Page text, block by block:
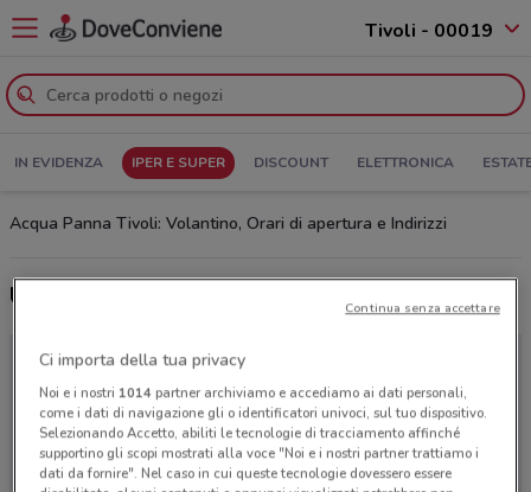
Tivoli - 00019
IN EVIDENZA IPER E SUPER DISCOUNT ELETTRONICA
Acqua Panna Tivoli: Volantino, Orari di apertura e Indirizzi
Ultime offerte del volantino Acqua Panna
Ci importa della tua privacy
Noi e i nostri 1014partner archiviamo e accediamo ai dati personali,
come i dati di navigazione gli o identificatori univoci, sul tuo dispositivo.
Selezionando Accetto, abiliti le tecnologie di tracciamento affinché
supportino gli scopi mostrati alla voce "Noi e i nostri partner trattiamo i
dati da fornire". Nel caso in cui queste tecnologie dovessero essere
Continua senza accettare